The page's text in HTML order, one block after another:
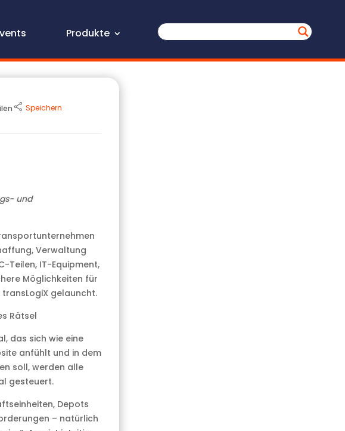
Produkte
Speichern
und
Verwaltung
Teilen, IT-Equipment,
Möglichkeiten für
gelauncht.
Rätsel
das sich wie eine
anfühlt und in dem
soll, werden alle
gesteuert.
Depots
– natürlich